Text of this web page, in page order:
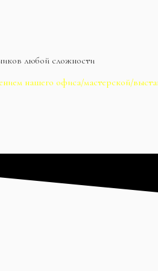
любой сложности
нашего офиса/мастерской/